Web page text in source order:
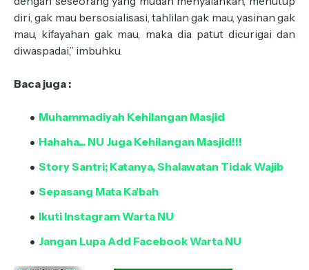
diri, gak mau bersosialisasi, tahlilan gak mau, yasinan gak
mau, kifayahan gak mau, maka dia patut dicurigai dan
diwaspadai,” imbuhku.
Baca juga :
Muhammadiyah Kehilangan Masjid
Hahaha... NU Juga Kehilangan Masjid!!!
Story Santri; Katanya, Shalawatan Tidak Wajib
Sepasang Mata Ka'bah
Ikuti Instagram Warta NU
Jangan Lupa Add Facebook Warta NU